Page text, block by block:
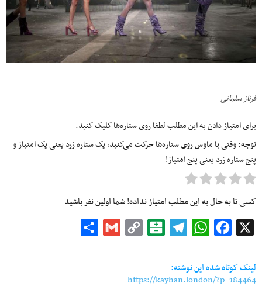
فرناز سلمانی
برای امتیاز دادن به این مطلب لطفا روی ستاره‌ها کلیک کنید.
توجه: وقتی با ماوس روی ستاره‌ها حرکت می‌کنید، یک ستاره زرد یعنی یک امتیاز و
پنج ستاره زرد یعنی پنج امتیاز!
کسی تا به حال به این مطلب امتیاز نداده! شما اولین نفر باشید
Facebook
WhatsApp
Telegram
Balatarin
Copy
Gmail
لینک کوتاه شده این نوشته:
https://kayhan.london/?p=184464